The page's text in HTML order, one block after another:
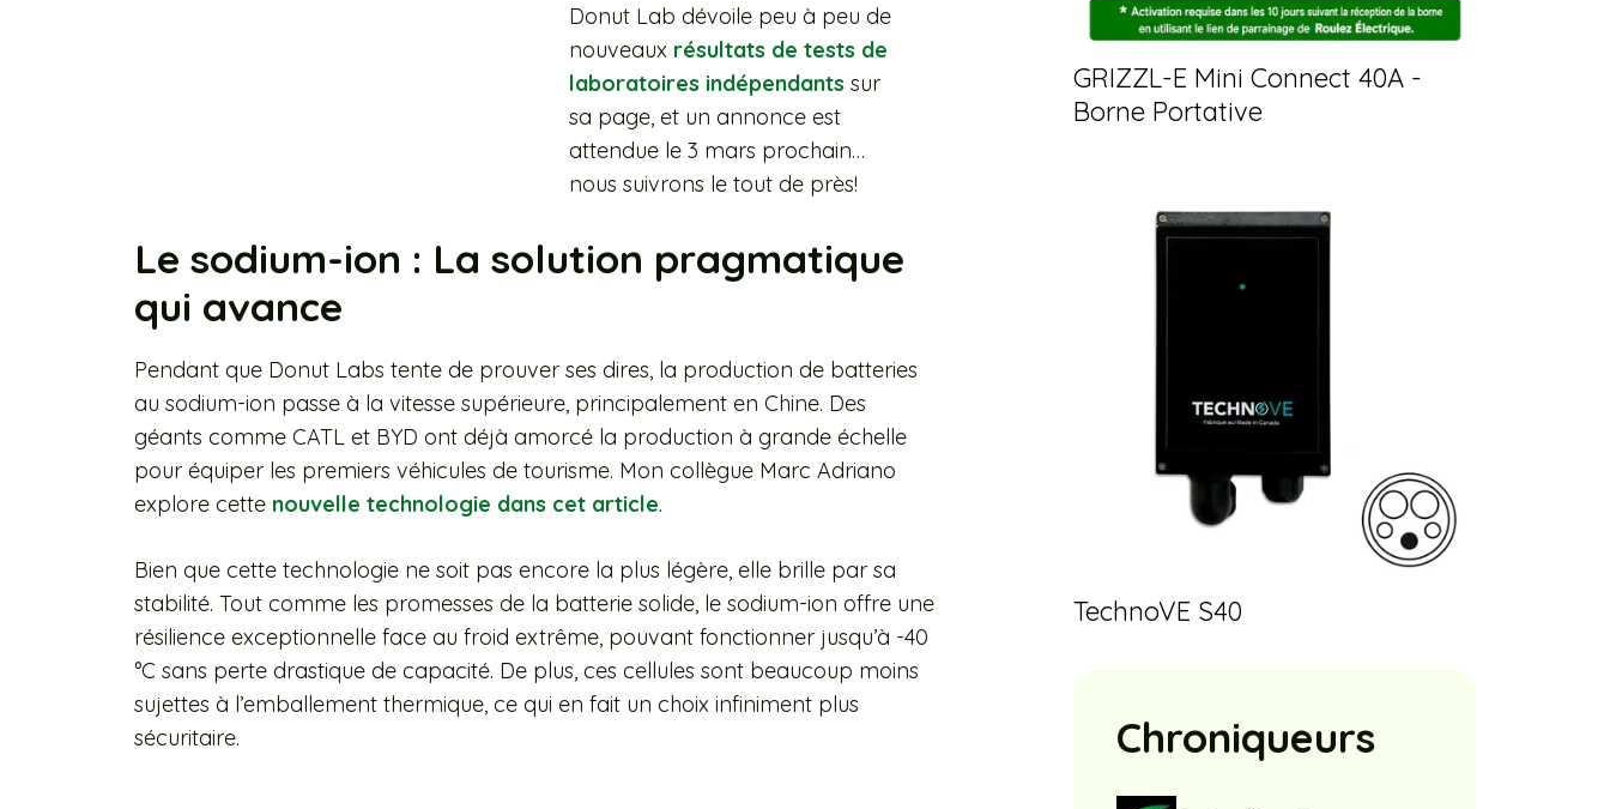
Donut Lab dévoile peu à peu de
nouveaux résultats de tests de
laboratoires indépendantssur
sa page, et un annonce est
attendue le 3 mars prochain…
nous suivrons le tout de près!
Le sodium-ion : La solution pragmatique
qui avance
Pendant que Donut Labs tente de prouver ses dires, la production de batteries
au sodium-ion passe à la vitesse supérieure, principalement en Chine. Des
géants comme CATL et BYD ont déjà amorcé la production à grande échelle
pour équiper les premiers véhicules de tourisme. Mon collègue Marc Adriano
explore cette nouvelle technologie dans cet article.
Bien que cette technologie ne soit pas encore la plus légère, elle brille par sa
stabilité. Tout comme les promesses de la batterie solide, le sodium-ion offre une
résilience exceptionnelle face au froid extrême, pouvant fonctionner jusqu’à -40
°C sans perte drastique de capacité. De plus, ces cellules sont beaucoup moins
sujettes à l’emballement thermique, ce qui en fait un choix infiniment plus
sécuritaire.
GRIZZL-E Mini Connect 40A -
Borne Portative
TechnoVE S40
Chroniqueurs